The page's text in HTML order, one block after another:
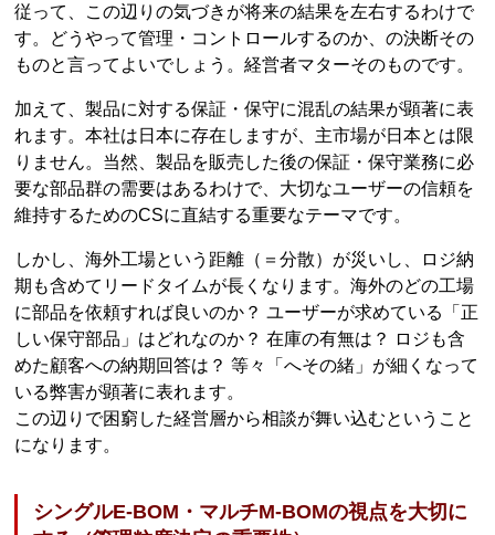
従って、この辺りの気づきが将来の結果を左右するわけで
す。どうやって管理・コントロールするのか、の決断その
ものと言ってよいでしょう。経営者マターそのものです。
加えて、製品に対する保証・保守に混乱の結果が顕著に表
れます。本社は日本に存在しますが、主市場が日本とは限
りません。当然、製品を販売した後の保証・保守業務に必
要な部品群の需要はあるわけで、大切なユーザーの信頼を
維持するためのCSに直結する重要なテーマです。
しかし、海外工場という距離（＝分散）が災いし、ロジ納
期も含めてリードタイムが長くなります。海外のどの工場
に部品を依頼すれば良いのか？ ユーザーが求めている「正
しい保守部品」はどれなのか？ 在庫の有無は？ ロジも含
めた顧客への納期回答は？ 等々「へその緒」が細くなって
いる弊害が顕著に表れます。
この辺りで困窮した経営層から相談が舞い込むということ
になります。
シングルE-BOM・マルチM-BOMの視点を大切に